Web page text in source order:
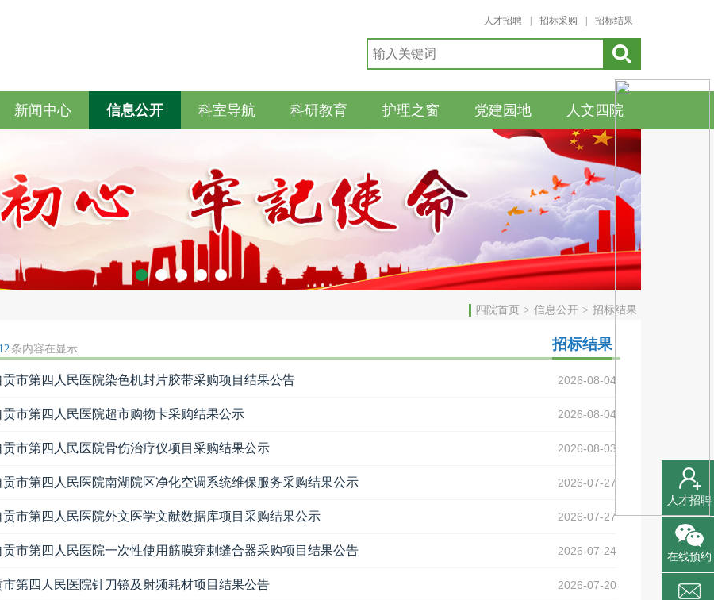
人才招聘 招标采购 招标结果
新闻中心 信息公开 科室导航 科研教育 护理之窗 党建园地 人文四院
四院首页 > 信息公开 > 招标结果
条内容在显示 招标结果
贡市第四人民医院染色机封片胶带采购项目结果公告 2026-08-04
贡市第四人民医院超市购物卡采购结果公示 2026-08-04
贡市第四人民医院骨伤治疗仪项目采购结果公示 2026-08-03
贡市第四人民医院南湖院区净化空调系统维保服务采购结果公示 2026-07-27
贡市第四人民医院外文医学文献数据库项目采购结果公示 2026-07-27
贡市第四人民医院一次性使用筋膜穿刺缝合器采购项目结果公告 2026-07-24
市第四人民医院针刀镜及射频耗材项目结果公告 2026-07-20
人才招聘
在线预约